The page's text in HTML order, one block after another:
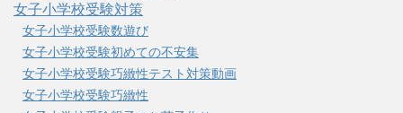
女子小学校受験対策
女子小学校受験数遊び
女子小学校受験初めての不安集
女子小学校受験巧緻性テスト対策動画
女子小学校受験巧緻性